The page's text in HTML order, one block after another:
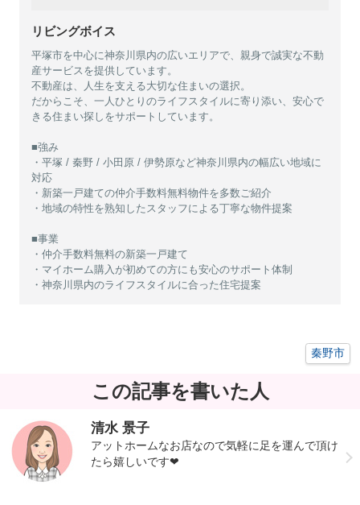
リビングボイス
平塚市を中心に神奈川県内の広いエリアで、親身で誠実な不動
産サービスを提供しています。
不動産は、人生を支える大切な住まいの選択。
だからこそ、一人ひとりのライフスタイルに寄り添い、安心で
きる住まい探しをサポートしています。
■強み
・平塚 / 秦野 / 小田原 / 伊勢原など神奈川県内の幅広い地域に
対応
・新築一戸建ての仲介手数料無料物件を多数ご紹介
・地域の特性を熟知したスタッフによる丁寧な物件提案
■事業
・仲介手数料無料の新築一戸建て
・マイホーム購入が初めての方にも安心のサポート体制
・神奈川県内のライフスタイルに合った住宅提案
秦野市
この記事を書いた人
清水 景子
アットホームなお店なので気軽に足を運んで頂け
たら嬉しいです❤︎